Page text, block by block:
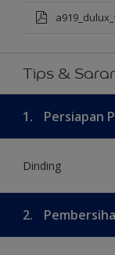
Tips &
1. Persiapan
Dinding
2.